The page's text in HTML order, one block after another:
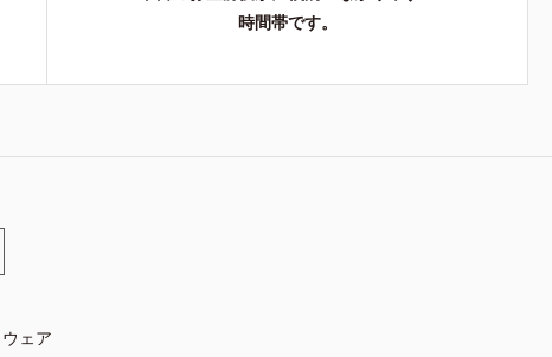
時間帯です。
ェア